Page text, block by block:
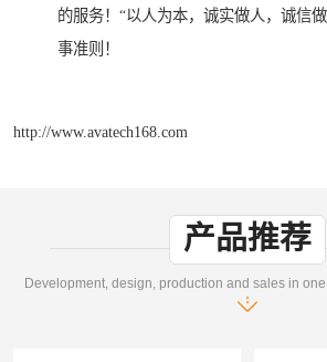
的服务！“以人为本，诚实做人，诚信
事准则！
http://www.avatech168.com
产品推荐